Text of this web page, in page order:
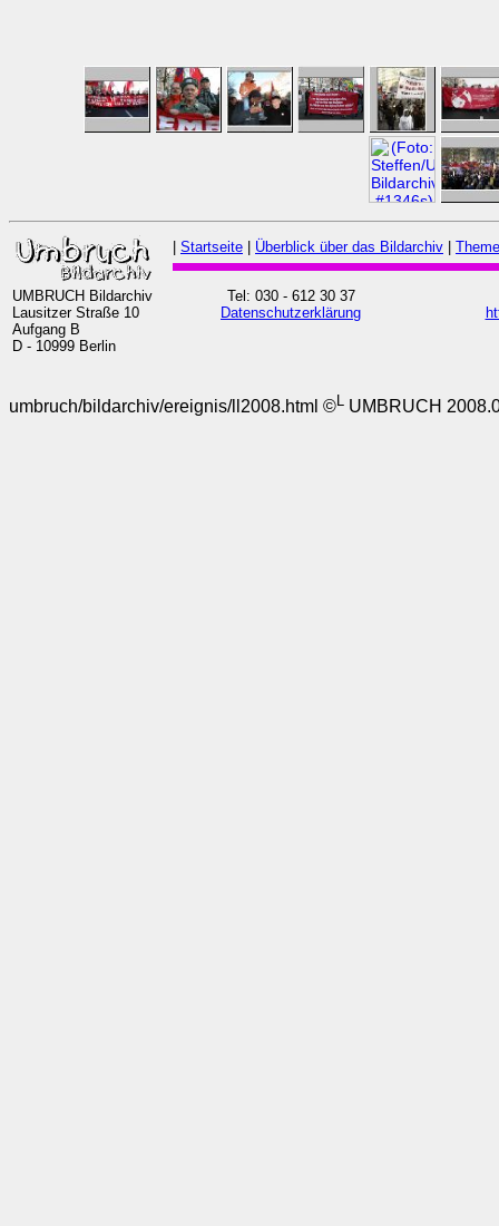
Startseite Überblick über das Bildarchiv
UMBRUCH Bildarchiv
Lausitzer Straße 10
Aufgang B
D - 10999 Berlin
Tel: 030 - 612 30 37
Datenschutzerklärung
umbruch/bildarchiv/ereignis/ll2008.html ©L UMBRUCH